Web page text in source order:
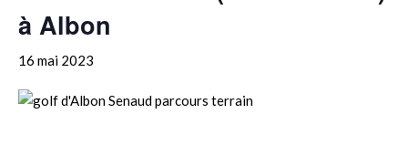
à Albon
16 mai 2023